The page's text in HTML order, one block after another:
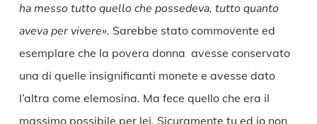
ha messo tutto quello che possedeva, tutto quanto
aveva per vivere». Sarebbe stato commovente ed
esemplare che la povera donna avesse conservato
una di quelle insignificanti monete e avesse dato
l’altra come elemosina. Ma fece quello che era il
massimo possibile per lei. Sicuramente tu ed io non